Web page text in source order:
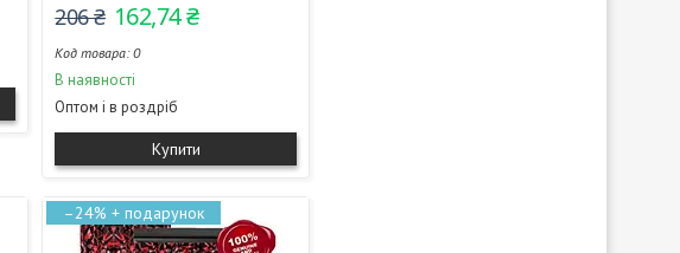
206 ₴ 162,74 ₴
0
В наявності
Оптом і в роздріб
Купити
–24%